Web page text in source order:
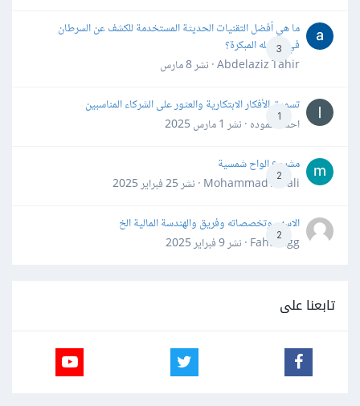
3
ما هي أفضل التقنيات الحديثة المستخدمة للكشف عن السرطان
في مراحله المبكرة؟
Abdelaziz Tahir · نشر
8 مارس
1
تسويق الأفكار الابتكارية والعثور على الشركاء المناسبين
احمد حموده · نشر 1 مارس 2025
2
مشروع الواح شمسية
Mohammad Awali · نشر
25 فبراير 2025
2
الاسهم وتخصصاته وفريق والهندسة المالية الخ
Fahd Ggg · نشر
9 فبراير 2025
تابعنا على